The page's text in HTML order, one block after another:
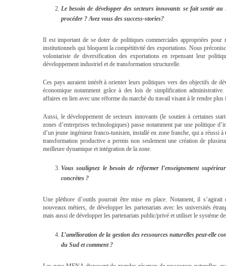
Le besoin de développer des secteurs innovants se fait sentir
procéder ? Avez vous des success-stories?
Il est important de se doter de politiques commerciales appropriées pour
institutionnels qui bloquent la compétitivité des exportations. Nous
volontariste de diversification des exportations en repensant leur
développement industriel et de transformation structurelle.
Ces pays auraient intérêt à orienter leurs politiques vers des objectifs de
économique notamment grâce à des lois de simplification
affaires en lien avec une réforme du marché du travail visant à le rendre
Aussi, le développement de secteurs innovants (le soutien à certaines
zones d’entreprises technologiques) passe notamment par une politique
d’un jeune ingénieur franco-tunisien, installé en zone franche, qui a réussi
transformation productive a permis non seulement une création de
meilleure dynamique et intégration de la zone.
Vous soulignez le besoin de réformer l’enseignement
concrètes ?
Une pléthore d’outils pourrait être mise en place. Notament, il
nouveaux métiers, de développer les partenariats avec les universités
mais aussi de développer les partenariats public/privé et utiliser le système
L’amélioration de la gestion des ressources naturelles peut-elle
du Sud et comment ?